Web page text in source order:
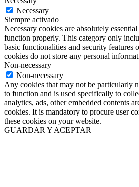
Necessary
Siempre activado
Necessary cookies are absolutely
function properly. This category only
basic functionalities and security features
cookies do not store any personal
Non-necessary
Non-necessary
Any cookies that may not be particularly
to function and is used specifically to
analytics, ads, other embedded contents
cookies. It is mandatory to procure user
these cookies on your website.
GUARDAR Y ACEPTAR